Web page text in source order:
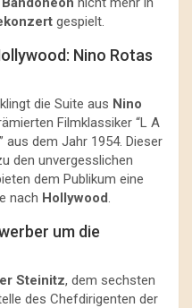
gespielt.
Nino Rotas
die Suite aus Nino
Filmklassiker “L A
aus dem Jahr 1954. Dieser
den unvergesslichen
dem Publikum eine
nach Hollywood.
um die
Steinitz, dem sechsten
des Chefdirigenten der